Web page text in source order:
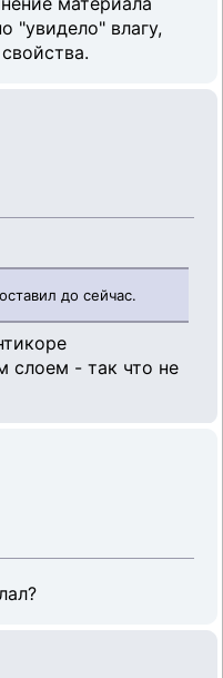
"увидело" влагу,
до сейчас.
слоем - так что не